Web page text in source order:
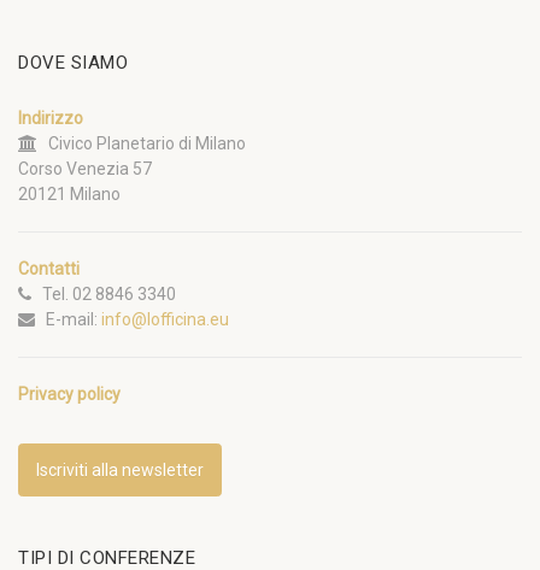
DOVE SIAMO
Indirizzo
Civico Planetario di Milano
Corso Venezia 57
20121 Milano
Contatti
Tel. 02 8846 3340
E-mail: info@lofficina.eu
Privacy policy
Iscriviti alla newsletter
TIPI DI CONFERENZE